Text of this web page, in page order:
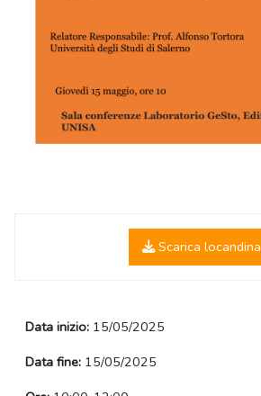
Scarica locandina
Data inizio: 15/05/2025
Data fine: 15/05/2025